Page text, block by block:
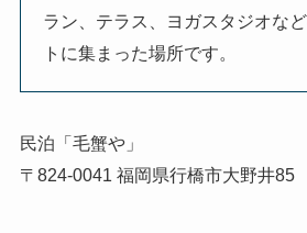
ラン、テラス、ヨガスタジオな
トに集まった場所です。
民泊「毛蟹や」
〒824-0041 福岡県行橋市大野井85